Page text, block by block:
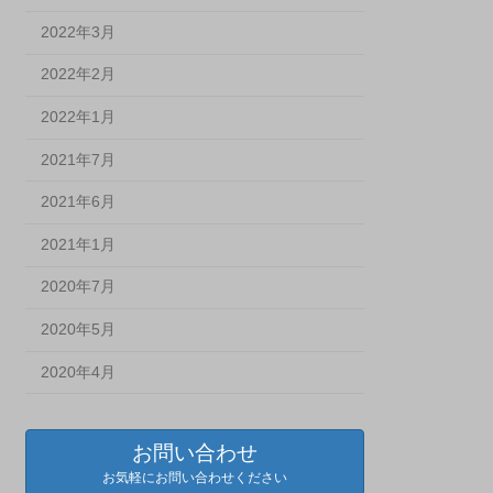
2022年3月
2022年2月
2022年1月
2021年7月
2021年6月
2021年1月
2020年7月
2020年5月
2020年4月
お問い合わせ
お気軽にお問い合わせください